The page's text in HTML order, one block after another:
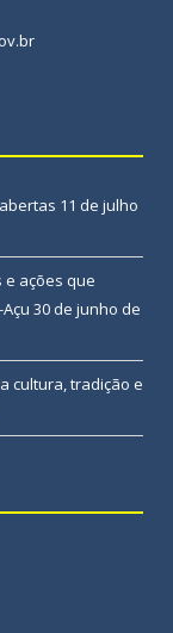
11 de julho
ações que
30 de junho de
cultura, tradição e